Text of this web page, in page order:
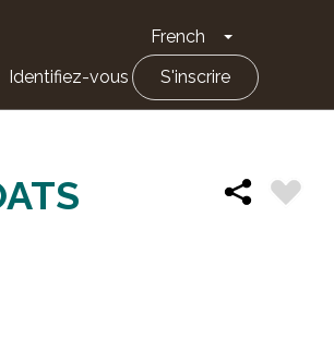
French Toggle
Identifiez-vous S'inscrire